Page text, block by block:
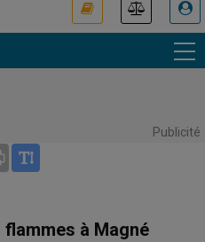
Publicité
Print
à Magné